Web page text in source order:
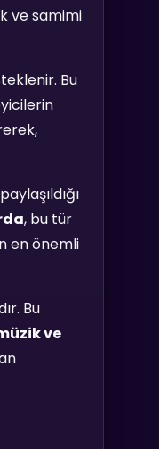
ve samimi
Bu
, bu tür
en önemli
Bu
ve